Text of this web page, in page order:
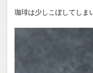
珈琲は少しこぼしてしま